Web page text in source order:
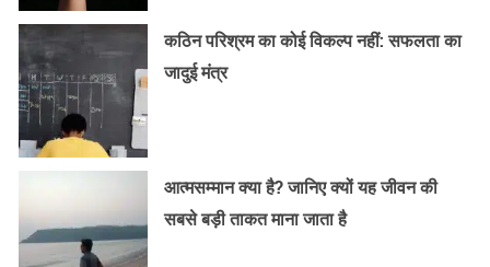
कठिन परिश्रम का कोई विकल्प नहीं: सफलता का
जादुई मंत्र
आत्मसम्मान क्या है? जानिए क्यों यह जीवन की
सबसे बड़ी ताकत माना जाता है